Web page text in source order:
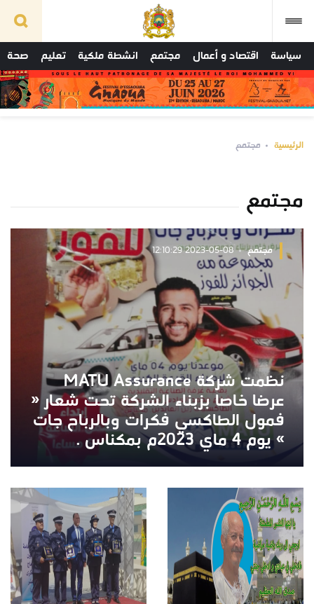
سياسة اقتصاد و أعمال مجتمع انشطة ملكية تعليم صحة
الرئيسية مجتمع
مجتمع
مجتمع 2023-05-08 12:10:29
نظمت شركة MATU Assurance
عرضا خاصا بزبناء الشركة تحت شعار «
فمول الطاكسي فكرات وبالرباح جات
» يوم 4 ماي 2023م بمكناس .